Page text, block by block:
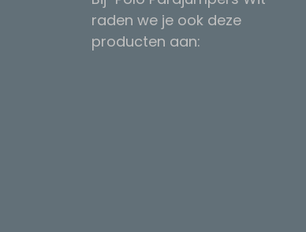
raden we je ook deze
producten aan: